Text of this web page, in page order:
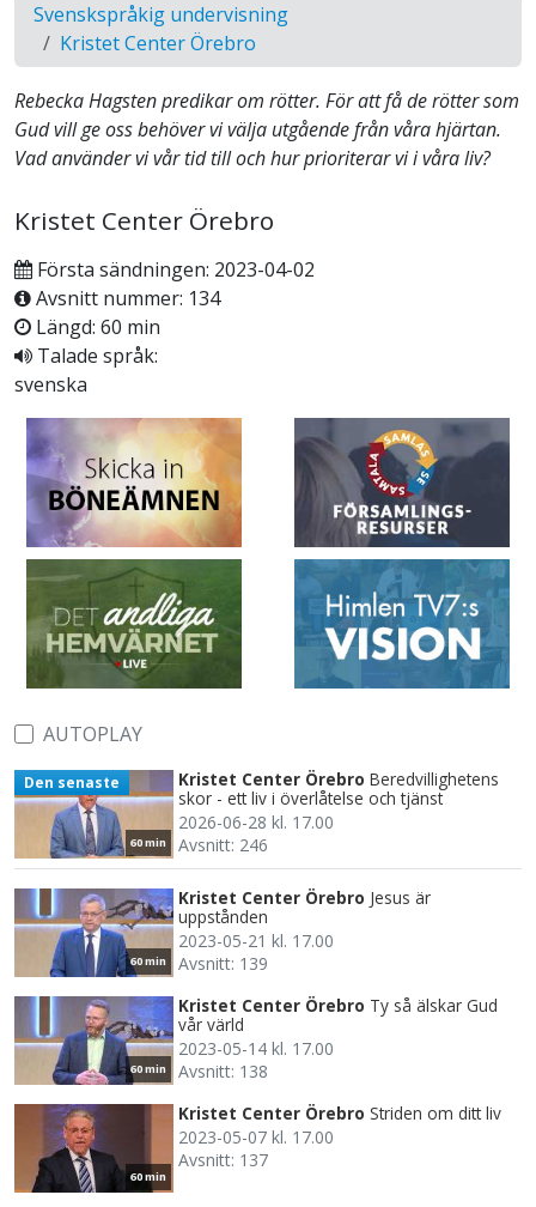
Svenskspråkig undervisning
Kristet Center Örebro
Rebecka Hagsten predikar om rötter. För att få de rötter som
Gud vill ge oss behöver vi välja utgående från våra hjärtan.
Vad använder vi vår tid till och hur prioriterar vi i våra liv?
Kristet Center Örebro
Första sändningen: 2023-04-02
Avsnitt nummer: 134
Längd: 60 min
Talade språk:
svenska
AUTOPLAY
60 min
Den senaste Kristet Center Örebro Beredvillighetens
skor - ett liv i överlåtelse och tjänst
2026-06-28 kl. 17.00
Avsnitt: 246
60 min
Kristet Center Örebro Jesus är
uppstånden
2023-05-21 kl. 17.00
Avsnitt: 139
60 min
Kristet Center Örebro Ty så älskar Gud
vår värld
2023-05-14 kl. 17.00
Avsnitt: 138
60 min
Kristet Center Örebro Striden om ditt liv
2023-05-07 kl. 17.00
Avsnitt: 137